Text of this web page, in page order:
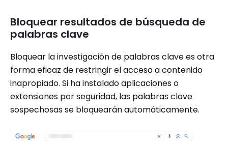
Bloquear resultados de búsqueda de
palabras clave
Bloquear la investigación de palabras clave es otra
forma eficaz de restringir el acceso a contenido
inapropiado. Si ha instalado aplicaciones o
extensiones por seguridad, las palabras clave
sospechosas se bloquearán automáticamente.